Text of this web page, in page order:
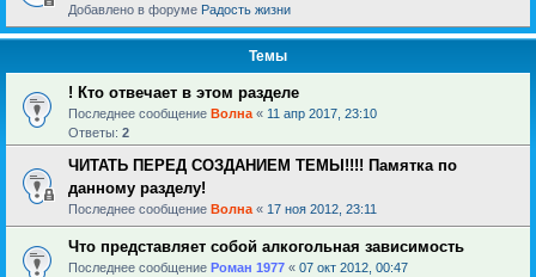
Добавлено в форуме Радость жизни
Темы
! Кто отвечает в этом разделе
Последнее сообщение Волна « 11 апр 2017, 23:10
Ответы: 2
ЧИТАТЬ ПЕРЕД СОЗДАНИЕМ ТЕМЫ!!!! Памятка по
данному разделу!
Последнее сообщение Волна « 17 ноя 2012, 23:11
Что представляет собой алкогольная зависимость
Последнее сообщение Роман 1977 « 07 окт 2012, 00:47